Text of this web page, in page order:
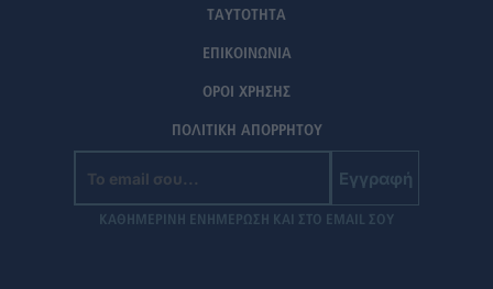
ΤΑΥΤΟΤΗΤΑ
ΕΠΙΚΟΙΝΩΝΙΑ
ΟΡΟΙ ΧΡΗΣΗΣ
ΠΟΛΙΤΙΚΗ ΑΠΟΡΡΗΤΟΥ
Εγγραφή
ΚΑΘΗΜΕΡΙΝΗ ΕΝΗΜΕΡΩΣΗ ΚΑΙ ΣΤΟ EMAIL ΣΟΥ